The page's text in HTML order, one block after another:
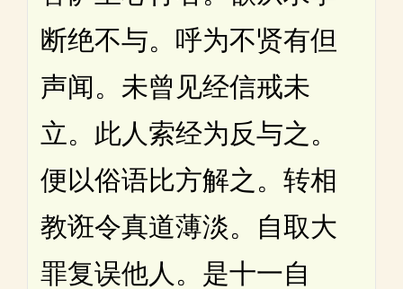
断绝不与。呼为不贤有但
声闻。未曾见经信戒未
立。此人索经为反与之。
便以俗语比方解之。转相
教诳令真道薄淡。自取大
罪复误他人。是十一自